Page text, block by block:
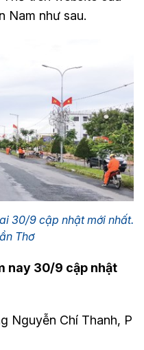
Nam như sau.
30/9 cập nhật mới nhất.
Thơ
nay 30/9 cập nhật
Nguyễn Chí Thanh, P